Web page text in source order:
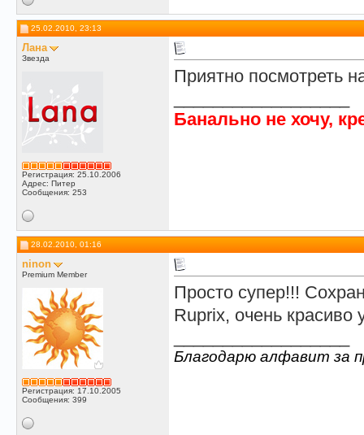
25.02.2010, 23:13
Лана
Звезда
Регистрация: 25.10.2006
Адрес: Питер
Сообщения: 253
Приятно посмотреть
Банально не хочу,
28.02.2010, 01:16
ninon
Premium Member
Регистрация: 17.10.2005
Сообщения: 399
Просто супер!!!
Ruprix, очень
Благодарю алфавит за